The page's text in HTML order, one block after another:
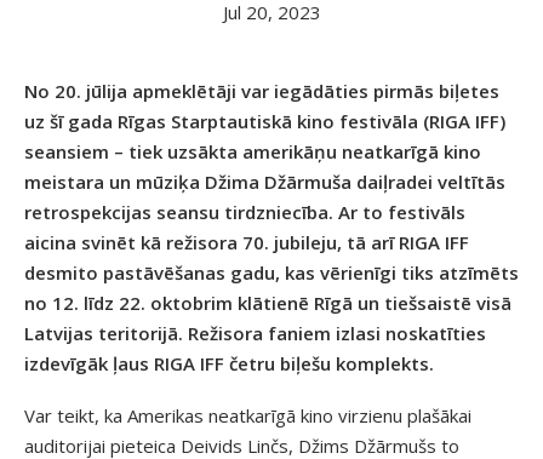
Jul 20, 2023
No 20. jūlija apmeklētāji var iegādāties pirmās biļetes
uz šī gada Rīgas Starptautiskā kino festivāla (RIGA IFF)
seansiem – tiek uzsākta amerikāņu neatkarīgā kino
meistara un mūziķa Džima Džārmuša daiļradei veltītās
retrospekcijas seansu tirdzniecība. Ar to festivāls
aicina svinēt kā režisora 70. jubileju, tā arī RIGA IFF
desmito pastāvēšanas gadu, kas vērienīgi tiks atzīmēts
no 12. līdz 22. oktobrim klātienē Rīgā un tiešsaistē visā
Latvijas teritorijā. Režisora faniem izlasi noskatīties
izdevīgāk ļaus RIGA IFF četru biļešu komplekts.
Var teikt, ka Amerikas neatkarīgā kino virzienu plašākai
auditorijai pieteica Deivids Linčs, Džims Džārmušs to